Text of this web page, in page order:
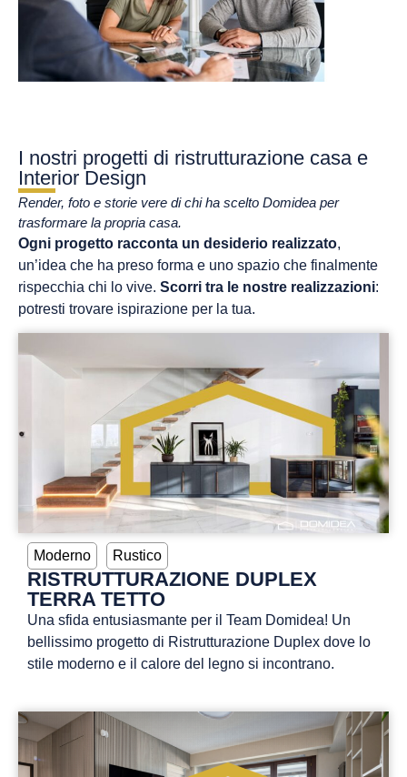
I nostri progetti di ristrutturazione casa e
Interior Design
Render, foto e storie vere di chi ha scelto Domidea per
trasformare la propria casa.
Ogni progetto racconta un desiderio realizzato,
un’idea che ha preso forma e uno spazio che finalmente
rispecchia chi lo vive. Scorri tra le nostre realizzazioni:
potresti trovare ispirazione per la tua.
Moderno Rustico
RISTRUTTURAZIONE DUPLEX
TERRA TETTO
Una sfida entusiasmante per il Team Domidea! Un
bellissimo progetto di Ristrutturazione Duplex dove lo
stile moderno e il calore del legno si incontrano.